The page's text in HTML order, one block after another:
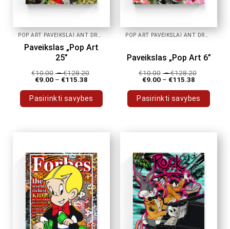
Paveikslas „Pop Art
25”
€10.00 –€128.20
€9.00 – €115.38
Pasirinkti savybes
variants.
The
options
may
be
chosen
on
Paveikslas „Pop Art 6”
€10.00 –€128.20
€9.00 – €115.38
Pasirinkti savybes
variants.
The
options
may
be
chosen
on